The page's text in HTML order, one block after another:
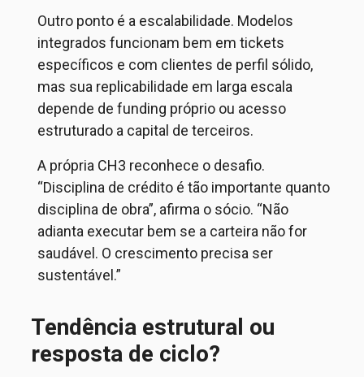
Outro ponto é a escalabilidade. Modelos
integrados funcionam bem em tickets
específicos e com clientes de perfil sólido,
mas sua replicabilidade em larga escala
depende de funding próprio ou acesso
estruturado a capital de terceiros.
A própria CH3 reconhece o desafio.
“Disciplina de crédito é tão importante quanto
disciplina de obra”, afirma o sócio. “Não
adianta executar bem se a carteira não for
saudável. O crescimento precisa ser
sustentável.”
Tendência estrutural ou
resposta de ciclo?